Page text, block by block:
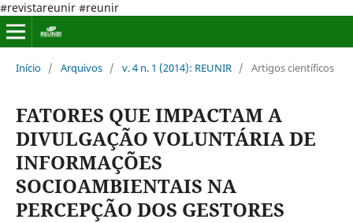
#revistareunir #reunir
Início / Arquivos / v. 4 n. 1 (2014): REUNIR / Artigos científicos
FATORES QUE IMPACTAM A
DIVULGAÇÃO VOLUNTÁRIA DE
INFORMAÇÕES
SOCIOAMBIENTAIS NA
PERCEPÇÃO DOS GESTORES